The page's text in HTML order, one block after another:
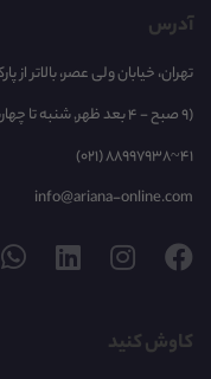
آدرس
تهران، خیابان ولی عصر، بالاتر از پارک
(9 صبح - 4 بعد ظهر, شنبه تا چهارشنبه)
(021) 88997938~41
info@ariana-online.com
کاوش کنید